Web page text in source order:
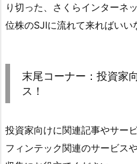
り切った、さくらインターネ
位株のSJIに流れて来ればいい
末尾コーナー：投資家
ス！
投資家向けに関連記事やサー
フィンテック関連のサービス